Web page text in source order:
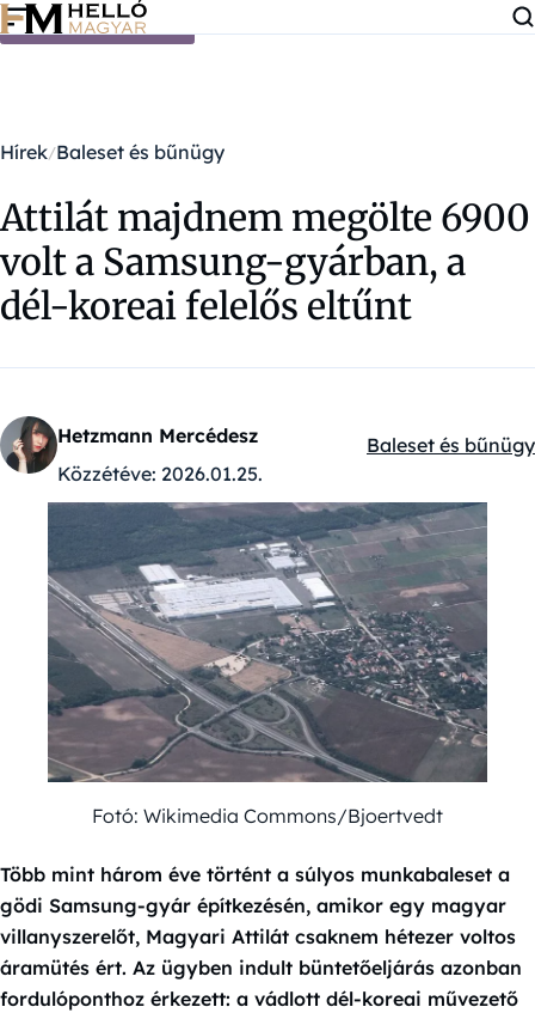
Ugrás a tartalomra
Hírek Baleset és bűnügy
Attilát majdnem megölte 6900
volt a Samsung-gyárban, a
dél-koreai felelős eltűnt
Hetzmann Mercédesz
Közzétéve: 2026.01.25.
Kategóriák:
Baleset és bűnügy
Fotó: Wikimedia Commons/Bjoertvedt
Több mint három éve történt a súlyos munkabaleset a
gödi Samsung-gyár építkezésén, amikor egy magyar
villanyszerelőt, Magyari Attilát csaknem hétezer voltos
áramütés ért. Az ügyben indult büntetőeljárás azonban
fordulóponthoz érkezett: a vádlott dél-koreai művezető